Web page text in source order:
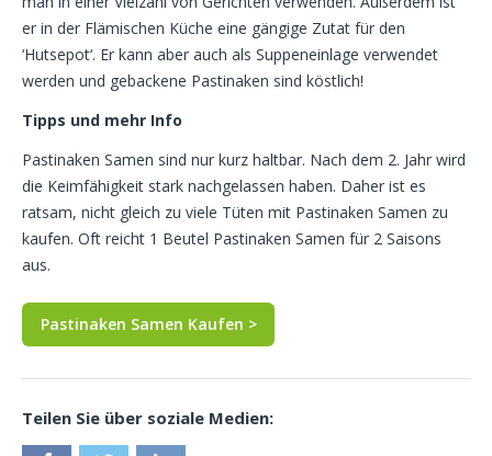
er in der Flämischen Küche eine gängige Zutat für den
‘Hutsepot‘. Er kann aber auch als Suppeneinlage verwendet
werden und gebackene Pastinaken sind köstlich!
Tipps und mehr Info
Pastinaken Samen sind nur kurz haltbar. Nach dem 2. Jahr wird
die Keimfähigkeit stark nachgelassen haben. Daher ist es
ratsam, nicht gleich zu viele Tüten mit Pastinaken Samen zu
kaufen. Oft reicht 1 Beutel Pastinaken Samen für 2 Saisons
aus.
Pastinaken Samen Kaufen >
Teilen Sie über soziale Medien: